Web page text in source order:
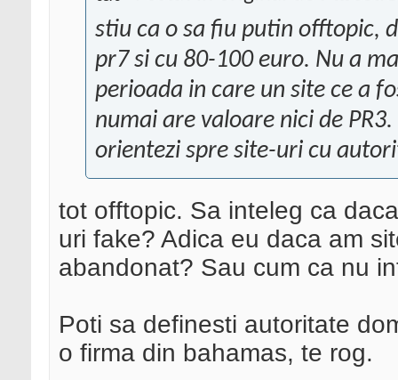
stiu ca o sa fiu putin offtopic,
pr7 si cu 80-100 euro. Nu a
perioada in care un site ce a
numai are valoare nici de
orientezi spre site-uri cu
tot offtopic. Sa inteleg ca
uri fake? Adica eu daca am
abandonat? Sau cum ca nu
Poti sa definesti autoritate
o firma din bahamas, te rog.